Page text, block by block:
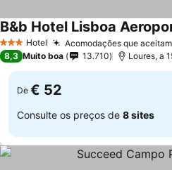
3 EstrelasHotel Acomodações que
B&b Hotel Lisboa
8,3 Muito boa 13.710 Loures, a
De € 52
Consulte os preços de 8 sites